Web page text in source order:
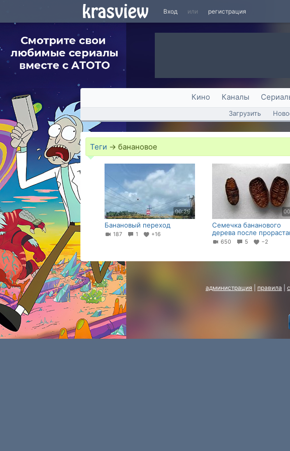
Вход или регистрация
Кино Каналы
Загрузить
Теги → банановое
00:25
Банановый переход
187 1 +16
Семечка бананового
дерева после
650 5 −2
администрация правила